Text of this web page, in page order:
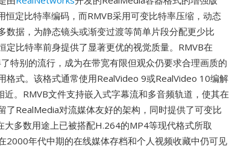
定比特率编码，而RMVB采用可变比特率压缩，动态
数据，为静态镜头或渐变过渡等简单片段分配更少比
定比特率前身提供了显著更优的视觉质量。RMVB在
特别的流行，成为在带宽有限但观众仍要求合理画质的
格式。该格式通常使用RealVideo 9或RealVideo 10编解
近。RMVB文件支持嵌入式字幕流和多音频轨道，使其在
了RealMedia对流媒体友好的架构，同时提供了可变比
多数用途上已被搭配H.264的MP4等现代格式所取
2000年代中期的在线媒体存档和个人视频收藏中仍可见